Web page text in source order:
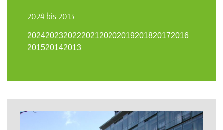
2024 bis 2013
202420232022202120202019201820172016
201520142013